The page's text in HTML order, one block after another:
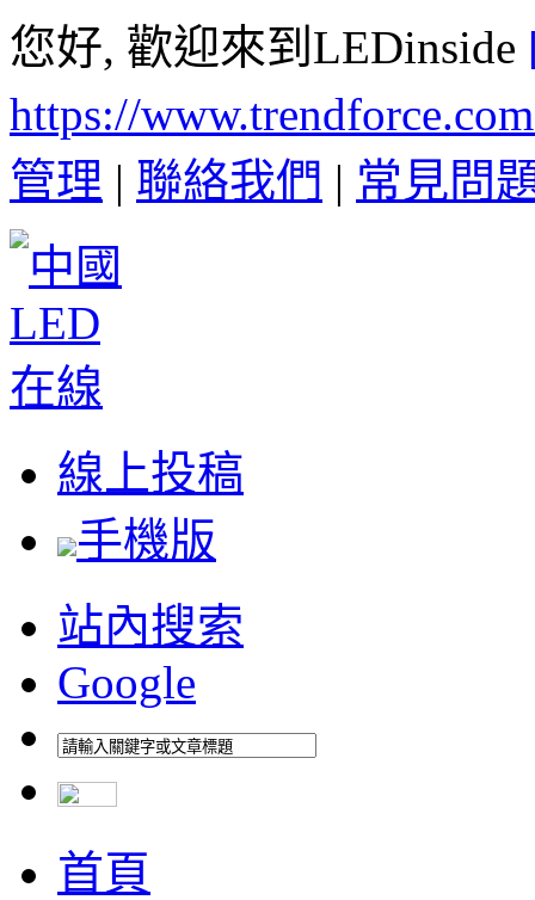
您好, 歡迎來到LEDinside
https://
管理 | 聯絡我們 | 常見問
線上投稿
手機版
站內搜索
Google
首頁